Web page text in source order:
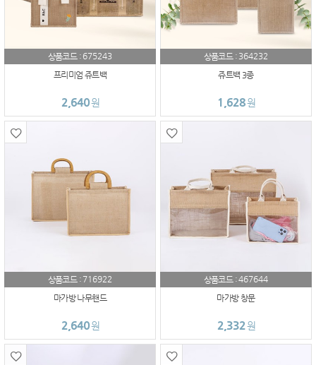
상품코드 : 675243
프리미엄 쥬트백
2,640원
상품코드 : 364232
쥬트백 3종
1,628원
상품코드 : 716922
마가방 나무핸드
2,640원
상품코드 :467644
마가방 창문
2,332원